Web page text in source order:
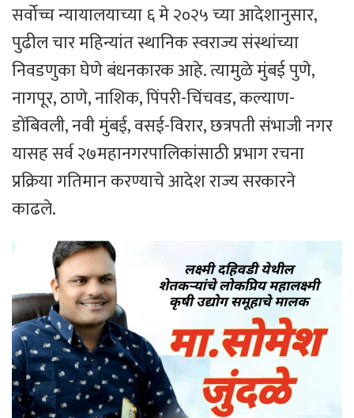
सर्वोच्च न्यायालयाच्या ६ मे २०२५ च्या आदेशानुसार,
पुढील चार महिन्यांत स्थानिक स्वराज्य संस्थांच्या
निवडणुका घेणे बंधनकारक आहे. त्यामुळे मुंबई पुणे,
नागपूर, ठाणे, नाशिक, पिंपरी-चिंचवड, कल्याण-
डोंबिवली, नवी मुंबई, वसई-विरार, छत्रपती संभाजी नगर
यासह सर्व २७महानगरपालिकांसाठी प्रभाग रचना
प्रक्रिया गतिमान करण्याचे आदेश राज्य सरकारने
काढले.